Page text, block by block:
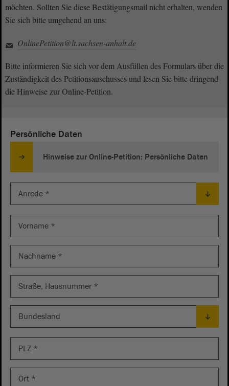
möchten. Sollten Sie diese Bestätigungsmail nicht erhalten, wenden
Sie sich bitte umgehend an uns:
OnlinePetition@lt.sachsen-anhalt.de
Bitte informieren Sie sich vor dem Ausfüllen des Formulars über die
Zuständigkeit des Petitionsauschusses und lesen Sie bitte dringend
die Hinweise zur Online-Petition.
Persönliche Daten
Hinweise zur Online-Petition: Persönliche Daten